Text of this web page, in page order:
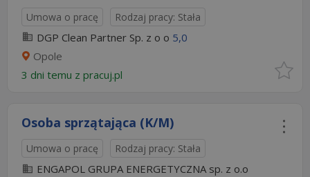
Umowa o pracę Rodzaj pracy: Stała
DGP Clean Partner Sp. z o o 5,0
Opole
3 dni temu z pracuj.pl
Osoba sprzątająca (K/M)
Umowa o pracę Rodzaj pracy: Stała
ENGAPOL GRUPA ENERGETYCZNA sp. z o.o